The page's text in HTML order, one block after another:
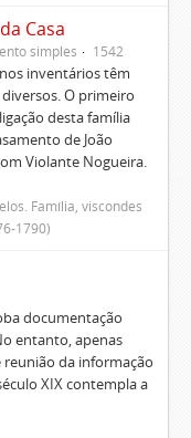
Casa
simples 1542
inventários têm
O primeiro
desta família
de João
Violante Nogueira.
Família, viscondes
1790)
documentação
entanto, apenas
da informação
XIX contempla a